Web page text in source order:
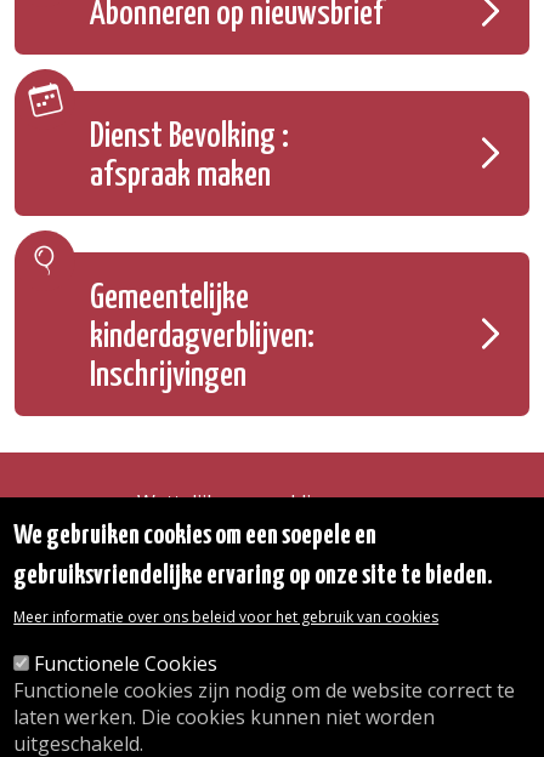
Abonneren op nieuwsbrief
Dienst Bevolking :
afspraak maken
Gemeentelijke
kinderdagverblijven:
Inschrijvingen
Wettelijke vermeldingen
Toegankelijkheidsverklaring
Toegang tot het Gemeentehuis
De gemeente diensten
Contact
© 2026 Gemeente Oudergem
We gebruiken cookies om een soepele en
gebruiksvriendelijke ervaring op onze site te bieden.
Meer informatie over ons beleid voor het gebruik van cookies
Functionele Cookies
Functionele cookies zijn nodig om de website correct te
laten werken. Die cookies kunnen niet worden
uitgeschakeld.